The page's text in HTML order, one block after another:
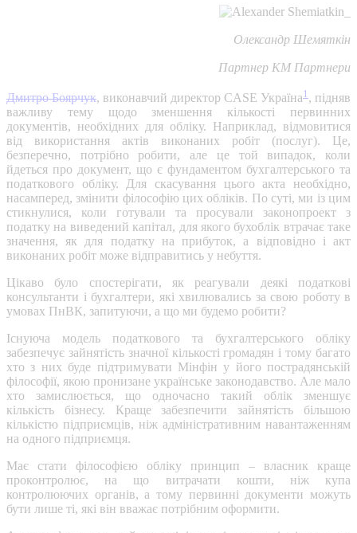
Олександр Шемяткін
Партнер КМ Партнери
Дмитро Боярчук, виконавчий директор CASE Україна1 , підняв
важливу тему щодо зменшення кількості первинних
документів, необхідних для обліку. Наприклад, відмовитися
від використання актів виконаних робіт (послуг). Це,
безперечно, потрібно робити, але це той випадок, коли
йдеться про документ, що є фундаментом бухгалтерського та
податкового обліку. Для скасування цього акта необхідно,
насамперед, змінити філософію цих обліків. По суті, ми із цим
стикнулися, коли готували та просували законопроект з
податку на виведений капітал, для якого бухоблік втрачає таке
значення, як для податку на прибуток, а відповідно і акт
виконаних робіт може відправитись у небуття.
Цікаво було спостерігати, як реагували деякі податкові
консультанти і бухгалтери, які хвилювались за свою роботу в
умовах ПнВК, запитуючи, а що ми будемо робити?
Існуюча модель податкового та бухгалтерського обліку
забезпечує зайнятість значної кількості громадян і тому багато
хто з них буде підтримувати Мінфін у його пострадянській
філософії, якою пронизане українське законодавство. Але мало
хто замислюється, що одночасно такий облік зменшує
кількість бізнесу. Краще забезпечити зайнятість більшою
кількістю підприємців, ніж адміністративним навантаженням
на одного підприємця.
Має стати філософією обліку принцип – власник краще
проконтролює, на що витрачати кошти, ніж купа
контролюючих органів, а тому первинні документи можуть
бути лише ті, які він вважає потрібним оформити.